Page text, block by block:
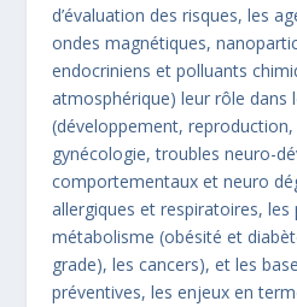
d’évaluation des risques, les
ondes magnétiques,
endocriniens et polluants
atmosphérique) leur rôle dans
(développement,
gynécologie, troubles neuro-
comportementaux et neuro
allergiques et respiratoires, les
métabolisme (obésité et
grade), les cancers), et les
préventives, les enjeux en